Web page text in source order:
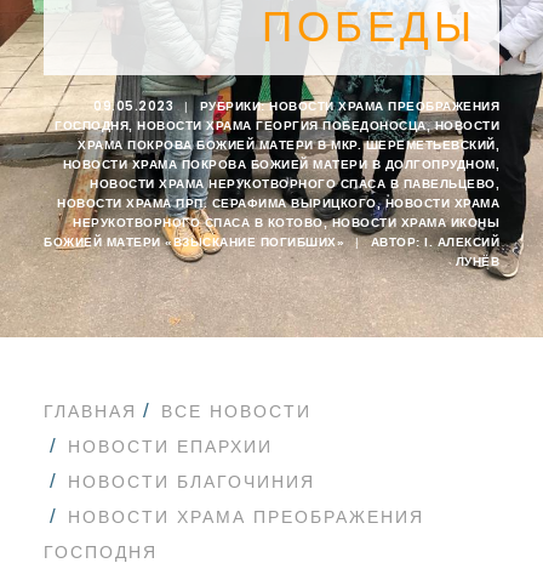
ПОБЕДЫ
09.05.2023 | РУБРИКИ:НОВОСТИ ХРАМА ПРЕОБРАЖЕНИЯ
ГОСПОДНЯ
НОВОСТИ ХРАМА ГЕОРГИЯ ПОБЕДОНОСЦА,НОВОСТИ
ХРАМА ПОКРОВА БОЖИЕЙ МАТЕРИ В МКР. ШЕРЕМЕТЬЕВСКИЙ
НОВОСТИ ХРАМА ПОКРОВА БОЖИЕЙ МАТЕРИ В ДОЛГОПРУДНОМ
НОВОСТИ ХРАМА НЕРУКОТВОРНОГО СПАСА В ПАВЕЛЬЦЕВО
НОВОСТИ ХРАМА ПРП. СЕРАФИМА ВЫРИЦКОГО,НОВОСТИ ХРАМА
НЕРУКОТВОРНОГО СПАСА В КОТОВО,НОВОСТИ ХРАМА ИКОНЫ
БОЖИЕЙ МАТЕРИ «ВЗЫСКАНИЕ ПОГИБШИХ»
| АВТОР:I. АЛЕКСИЙ
ЛУНЁВ
ГЛАВНАЯ
ВСЕ НОВОСТИ
НОВОСТИ ЕПАРХИИ
НОВОСТИ БЛАГОЧИНИЯ
НОВОСТИ ХРАМА ПРЕОБРАЖЕНИЯ
ГОСПОДНЯ